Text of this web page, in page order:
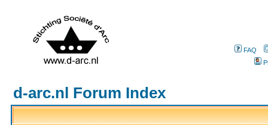
FAQ
d-arc.nl Forum Index